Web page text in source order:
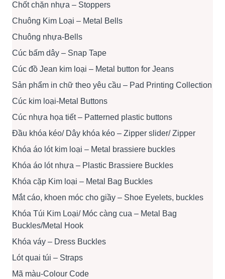
Chốt chặn nhựa – Stoppers
Chuông Kim Loại – Metal Bells
Chuông nhựa-Bells
Cúc bấm dây – Snap Tape
Cúc đồ Jean kim loại – Metal button for Jeans
Sản phẩm in chữ theo yêu cầu – Pad Printing Collection
Cúc kim loại-Metal Buttons
Cúc nhựa họa tiết – Patterned plastic buttons
Đầu khóa kéo/ Dây khóa kéo – Zipper slider/ Zipper
Khóa áo lót kim loại – Metal brassiere buckles
Khóa áo lót nhựa – Plastic Brassiere Buckles
Khóa cặp Kim loại – Metal Bag Buckles
Mắt cáo, khoen móc cho giầy – Shoe Eyelets, buckles
Khóa Túi Kim Loại/ Móc càng cua – Metal Bag
Buckles/Metal Hook
Khóa váy – Dress Buckles
Lót quai túi – Straps
Mã màu-Colour Code